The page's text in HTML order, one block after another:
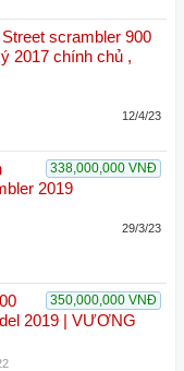
scrambler 900
2017 chính chủ ,
12/4/23
338,000,000 VNĐ
2019
29/3/23
350,000,000 VNĐ
2019 | VƯƠNG